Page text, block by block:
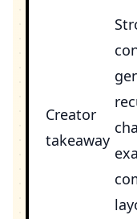
Creator
takeaway